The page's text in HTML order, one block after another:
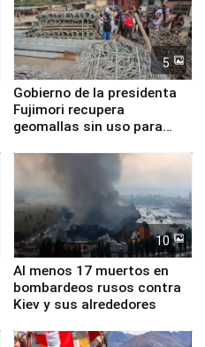
5
Gobierno de la presidenta
Fujimori recupera
geomallas sin uso para
Fenómeno El Niño
10
Al menos 17 muertos en
bombardeos rusos contra
Kiev y sus alrededores